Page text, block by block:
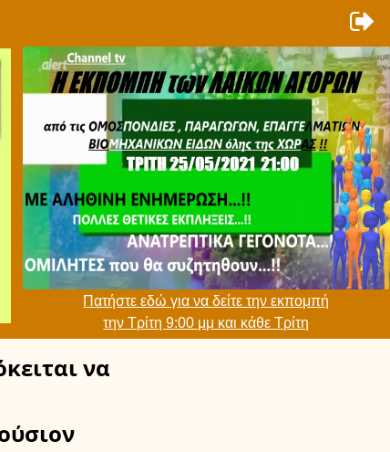
Πατήστε εδώ για να δείτε την εκπομπή
την Τρίτη 9:00 μμ και κάθε Τρίτη
να